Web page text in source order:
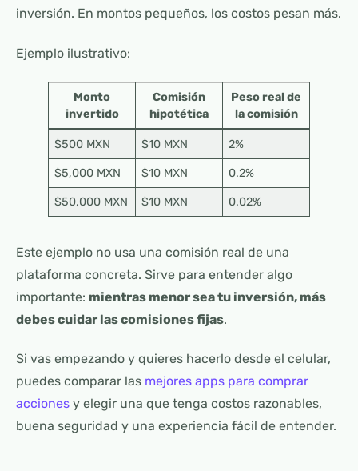
inversión. En montos pequeños, los costos pesan más.
Ejemplo ilustrativo:
Monto
invertido
Comisión
hipotética
Peso real de
la comisión
$500 MXN $10 MXN 2%
$5,000 MXN $10 MXN 0.2%
$50,000 MXN $10 MXN 0.02%
Este ejemplo no usa una comisión real de una
plataforma concreta. Sirve para entender algo
importante: mientras menor sea tu inversión, más
debes cuidar las comisiones fijas.
Si vas empezando y quieres hacerlo desde el celular,
puedes comparar las mejores apps para comprar
acciones y elegir una que tenga costos razonables,
buena seguridad y una experiencia fácil de entender.